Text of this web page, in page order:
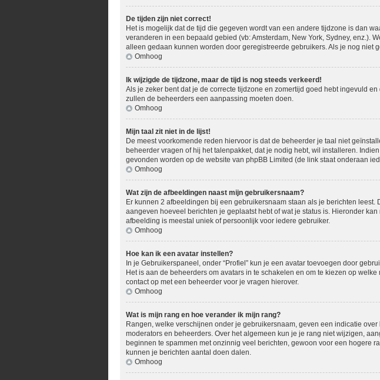
De tijden zijn niet correct!
Het is mogelijk dat de tijd die gegeven wordt van een andere tijdzone is dan
veranderen in een bepaald gebied (vb: Amsterdam, New York, Sydney, enz.).
alleen gedaan kunnen worden door geregistreerde gebruikers. Als je nog niet
Omhoog
Ik wijzigde de tijdzone, maar de tijd is nog steeds verkeerd!
Als je zeker bent dat je de correcte tijdzone en zomertijd goed hebt ingevuld
zullen de beheerders een aanpassing moeten doen.
Omhoog
Mijn taal zit niet in de lijst!
De meest voorkomende reden hiervoor is dat de beheerder je taal niet
beheerder vragen of hij het talenpakket, dat je nodig hebt, wil installeren.
gevonden worden op de website van phpBB Limited (de link staat onderaan
Omhoog
Wat zijn de afbeeldingen naast mijn gebruikersnaam?
Er kunnen 2 afbeeldingen bij een gebruikersnaam staan als je berichten
aangeven hoeveel berichten je geplaatst hebt of wat je status is. Hieronder
afbeelding is meestal uniek of persoonlijk voor iedere gebruiker.
Omhoog
Hoe kan ik een avatar instellen?
In je Gebruikerspaneel, onder “Profiel” kun je een avatar toevoegen door
Het is aan de beheerders om avatars in te schakelen en om te kiezen op
contact op met een beheerder voor je vragen hierover.
Omhoog
Wat is mijn rang en hoe verander ik mijn rang?
Rangen, welke verschijnen onder je gebruikersnaam, geven een indicatie
moderators en beheerders. Over het algemeen kun je je rang niet wijzigen,
beginnen te spammen met onzinnig veel berichten, gewoon voor een hogere
kunnen je berichten aantal doen dalen.
Omhoog